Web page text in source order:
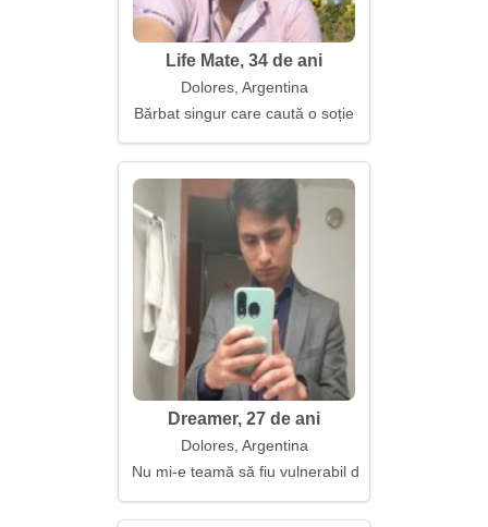
Life Mate, 34 de ani
Dolores, Argentina
Bărbat singur care caută o soție
Dreamer, 27 de ani
Dolores, Argentina
Nu mi-e teamă să fiu vulnerabil din dragoste